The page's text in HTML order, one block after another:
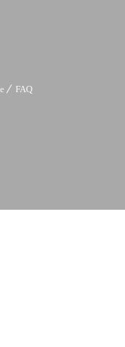
FAQ